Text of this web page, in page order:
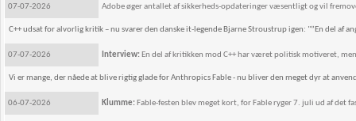
07-07-2026 Adobe øger antallet af sikkerheds-opdateringer væsentligt og vil
C++ udsat for alvorlig kritik – nu svarer den danske it-legende Bjarne Stroustrup igen: "”En del af
07-07-2026 Interview: En del af kritikken mod C++ har været politisk motiveret,
Vi er mange, der nåede at blive rigtig glade for Anthropics Fable - nu bliver den meget dyr at
06-07-2026 Klumme: Fable-festen blev meget kort, for Fable ryger 7. juli ud af det